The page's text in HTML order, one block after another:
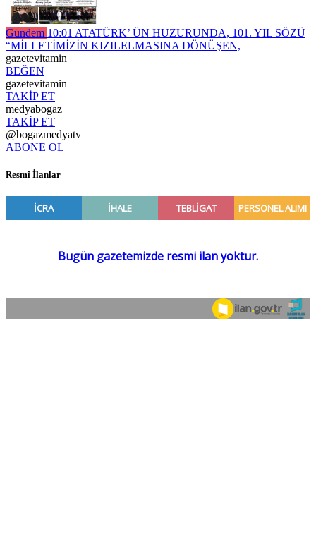
Gündem 10:01 ATATÜRK’ ÜN HUZURUNDA, 101. YIL SÖZÜ
“MİLLETİMİZİN KIZILELMASINA DÖNÜŞEN,
gazetevitamin
BEĞEN
gazetevitamin
TAKİP ET
medyabogaz
TAKİP ET
@bogazmedyatv
ABONE OL
Resmî İlanlar